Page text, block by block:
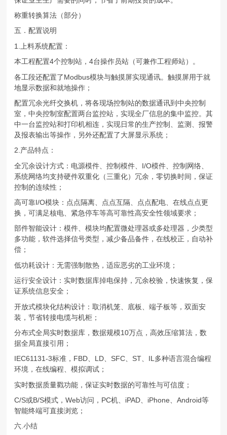
称重转换算法（部分）
五．配置说明
1.上料系统配置：
本工程配置4个控制站，4台操作员站（可兼作工程师站）。
各工段还配置了Modbus模块与触摸屏实现通讯。触摸屏用于就
地显示数据和就地操作；
配置冗余光纤交换机，将各现场控制站的数据通讯到中央控制
室，中央控制室配置两台监控站，实现全厂信息的集中监控。其
中一台监控站和打印机相连，实现日常的生产控制、监测、报警
及报表输出等操作，另外还配置了大屏显示系统；
2.产品特点：
全冗余设计方式：电源模件、控制模件、I/O模件、控制网络、
系统网络均支持硬件双重化（三重化）冗余，零切换时间，保证
控制的连续性；
高可靠I/O模块：点点隔离、点点互隔、点点配电、在线点点更
换，可满足核电、紧急停车等高可靠性高安全性领域要求；
部件智能设计：模件、模块均配置微处理器或多处理器，少类型
多功能，软件选择信号类型，减少备品备件，在线校正，自动补
偿；
低功耗设计：无需强制散热，适应恶劣的工业环境；
运行安全设计：实时数据库掉电保持，冗余校验，快速恢复，保
证系统信息安全；
开放式模块化结构设计：取消机笼、底板、端子板等，双面安
装，节省转接电缆与机柜；
分布式全局实时数据库，数据规模10万点，高效压缩算法，数
据全局直接引用；
IEC61131-3标准，FBD、LD、SFC、ST、IL多种语言混合编程
环境，在线编程、模拟调试；
实时数据质量戳功能，保证实时数据的可靠性与可信度；
C/S或B/S模式，Web访问，PC机、iPAD、iPhone、Android等
智能终端可直接浏览；
六.小结